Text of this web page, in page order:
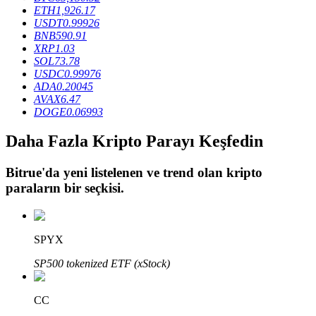
BTR Kilitleme
BTR sahiplerine özel yatırımlar
Krediler
Kripto destekli borçlanma hizmeti
ETH1,926.17
USDT0.99926
BNB590.91
XRP1.03
SOL73.78
USDC0.99976
ADA0.20045
AVAX6.47
DOGE0.06993
Daha Fazla Kripto Parayı Keşfedin
Bitrue'da yeni listelenen ve trend olan kripto
paraların bir seçkisi.
SPYX
SP500 tokenized ETF (xStock)
CC